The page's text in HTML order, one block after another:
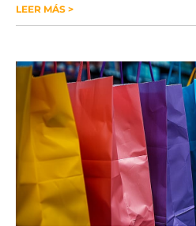
LEER MÁS >